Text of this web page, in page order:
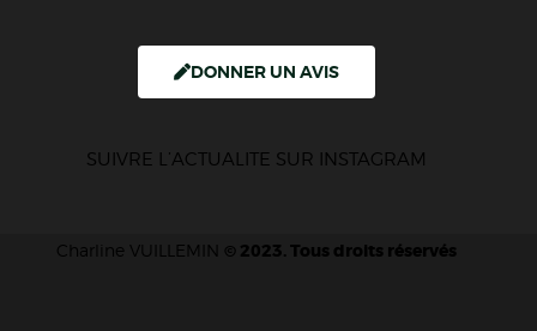
DONNER UN AVIS
SUIVRE L’ACTUALITE SUR INSTAGRAM
Charline VUILLEMIN © 2023. Tous droits réservés